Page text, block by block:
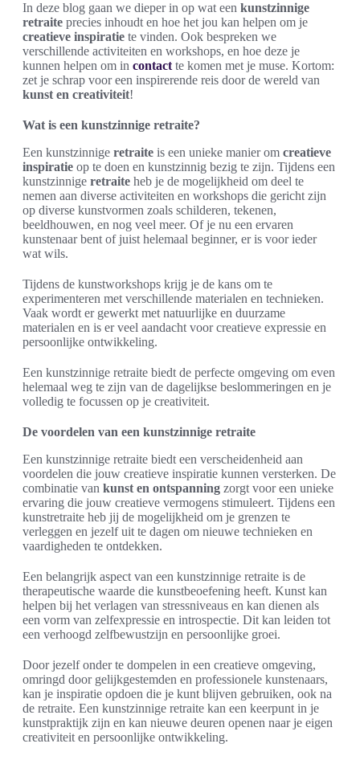
In deze blog gaan we dieper in op wat een kunstzinnige
retraite precies inhoudt en hoe het jou kan helpen om je
creatieve inspiratie te vinden. Ook bespreken we
verschillende activiteiten en workshops, en hoe deze je
kunnen helpen om in contact te komen met je muse. Kortom:
zet je schrap voor een inspirerende reis door de wereld van
kunst en creativiteit!
Wat is een kunstzinnige retraite?
Een kunstzinnige retraite is een unieke manier om creatieve
inspiratie op te doen en kunstzinnig bezig te zijn. Tijdens een
kunstzinnige retraite heb je de mogelijkheid om deel te
nemen aan diverse activiteiten en workshops die gericht zijn
op diverse kunstvormen zoals schilderen, tekenen,
beeldhouwen, en nog veel meer. Of je nu een ervaren
kunstenaar bent of juist helemaal beginner, er is voor ieder
wat wils.
Tijdens de kunstworkshops krijg je de kans om te
experimenteren met verschillende materialen en technieken.
Vaak wordt er gewerkt met natuurlijke en duurzame
materialen en is er veel aandacht voor creatieve expressie en
persoonlijke ontwikkeling.
Een kunstzinnige retraite biedt de perfecte omgeving om even
helemaal weg te zijn van de dagelijkse beslommeringen en je
volledig te focussen op je creativiteit.
De voordelen van een kunstzinnige retraite
Een kunstzinnige retraite biedt een verscheidenheid aan
voordelen die jouw creatieve inspiratie kunnen versterken. De
combinatie van kunst en ontspanning zorgt voor een unieke
ervaring die jouw creatieve vermogens stimuleert. Tijdens een
kunstretraite heb jij de mogelijkheid om je grenzen te
verleggen en jezelf uit te dagen om nieuwe technieken en
vaardigheden te ontdekken.
Een belangrijk aspect van een kunstzinnige retraite is de
therapeutische waarde die kunstbeoefening heeft. Kunst kan
helpen bij het verlagen van stressniveaus en kan dienen als
een vorm van zelfexpressie en introspectie. Dit kan leiden tot
een verhoogd zelfbewustzijn en persoonlijke groei.
Door jezelf onder te dompelen in een creatieve omgeving,
omringd door gelijkgestemden en professionele kunstenaars,
kan je inspiratie opdoen die je kunt blijven gebruiken, ook na
de retraite. Een kunstzinnige retraite kan een keerpunt in je
kunstpraktijk zijn en kan nieuwe deuren openen naar je eigen
creativiteit en persoonlijke ontwikkeling.